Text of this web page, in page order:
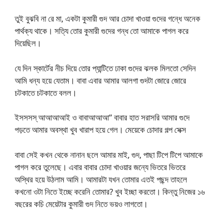
তুই বুঝবি না রে মা, একটা কুমারী গুদ আর চোদা খাওয়া গুদের গন্ধে অনেক
পার্থক্য থাকে। সত্যি তোর কুমারী গুদের গন্ধ তো আমাকে পাগল করে
দিয়েছিল।
যে দিন স্কার্টের নীচ দিয়ে তোর প্যান্টিতে ঢাকা গুদের ঝলক মিলতো সেদিন
আমি ধন্য হয়ে যেতাম। বাবা এবার আমার আলগা গুদটা জোরে জোরে
চটকাতে চটকাতে বলল।
ইসসসস্ আআআআই ও বাবাআআআ” বাবার হাত সরাসরি আমার গুদে
পড়তে আমার অবস্থা খুব খারাপ হয়ে গেল। মেয়েকে চোদার গল্প সেক্স
বাবা সেই কখন থেকে নানান ছলে আমার মাই, গুদ, পাছা টিপে টিপে আমাকে
পাগল করে তুলেছে। এবার বাবার চোদা খাওয়ার জন্যে ভিতরে ভিতরে
অস্থির হয়ে উঠলাম আমি। আমারটা যখন তোমার এতই পছন্দ তাহলে
কখনো ওটা নিতে ইচ্ছে করেনি তোমার? খুব ইচ্ছা করতো। কিন্তু নিজের ১৬
বছরের কচি মেয়েটার কুমারী গুদ নিতে ভয়ও লাগতো।